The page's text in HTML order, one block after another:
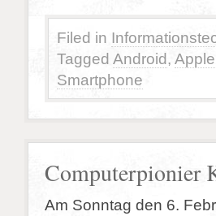
Filed in
Tagged Android, Apple
Smartphone
Computerpionier
Am Sonntag den 6.